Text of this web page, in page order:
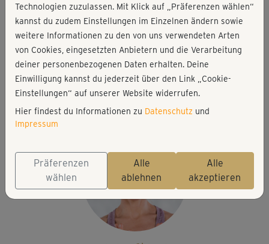
Workout-Facts
mittelschwer
31 Min
61 kcal
Andrea Kubasch
Matte, optional: Yoga-Block oder kleines Kissen
Technologien zuzulassen. Mit Klick auf „Präferenzen wählen“
kannst du zudem Einstellungen im Einzelnen ändern sowie
weitere Informationen zu den von uns verwendeten Arten
von Cookies, eingesetzten Anbietern und die Verarbeitung
deiner personenbezogenen Daten erhalten. Deine
Einwilligung kannst du jederzeit über den Link „Cookie-
Einstellungen“ auf unserer Website widerrufen.
Hier findest du Informationen zu Datenschutz und
Impressum
Präferenzen
wählen
Alle
ablehnen
Alle
akzeptieren